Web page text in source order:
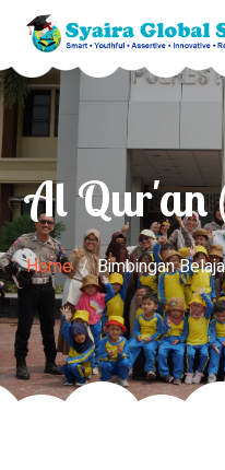
Al Qur'an
Home Bimbingan